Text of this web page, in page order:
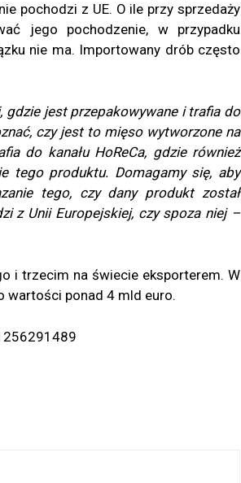
pochodzi z UE. O ile przy sprzedaży
jego pochodzenie, w przypadku
nie ma. Importowany drób często
gdzie jest przepakowywane i trafia do
czy jest to mięso wytworzone na
do kanału HoReCa, gdzie również
tego produktu. Domagamy się, aby
tego, czy dany produkt został
z Unii Europejskiej, czy spoza niej –
i trzecim na świecie eksporterem. W
wartości ponad 4 mld euro.